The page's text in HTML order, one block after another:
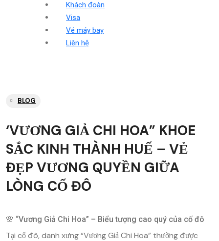
Khách đoàn
Visa
Vé máy bay
Liên hệ
BLOG
‘VƯƠNG GIẢ CHI HOA” KHOE
SẮC KINH THÀNH HUẾ – VẺ
ĐẸP VƯƠNG QUYỀN GIỮA
LÒNG CỐ ĐÔ
🌸 “Vương Giả Chi Hoa” – Biểu tượng cao quý của cố đô
Tại cố đô, danh xưng “Vương Giả Chi Hoa” thường được